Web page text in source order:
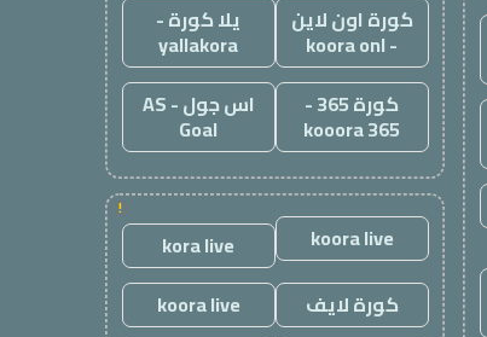
كورة اون لاين
- koora onl
يلا كورة -
yallakora
كورة 365 -
kooora 365
اس جول - AS
Goal
!
koora live
kora live
كورة لايف
koora live